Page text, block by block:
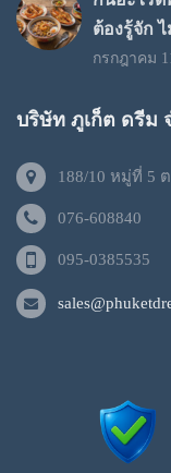
ต้องรู้จัก
กรกฎาคม
บริษัท ภูเก็ต ดรีม
188/10 หมู่ที่ 5
076-608840
095-0385535